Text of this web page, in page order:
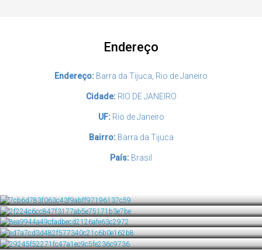
Endereço
Endereço: Barra da Tijuca, Rio de Janeiro
Cidade:RIO DE JANEIRO
UF:Rio de Janeiro
Bairro:Barra da Tijuca
País: Brasil